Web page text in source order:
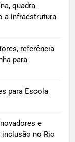
quadra
a infraestrutura
referência
para
para Escola
e
no Rio